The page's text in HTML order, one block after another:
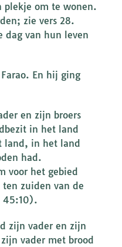
plekje om te wonen.
zie vers 28.
dag van hun leven
Farao. En hij ging
en zijn broers
in het land
land, in het land
had.
voor het gebied
ten zuiden van de
45:10).
zijn vader en zijn
vader met brood